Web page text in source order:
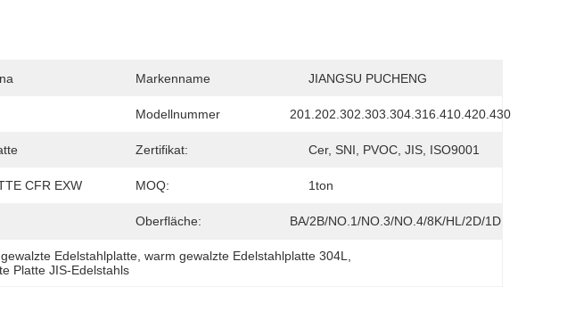
Markenname JIANGSU PUCHENG
Modellnummer 201.202.302.303.304.316.410.420.430
Zertifikat: Cer, SNI, PVOC, JIS, ISO9001
CFR EXW MOQ: 1ton
Oberfläche: BA/2B/NO.1/NO.3/NO.4/8K/HL/2D/1D
Edelstahlplatte , warm gewalzte Edelstahlplatte 304L
Platte JIS-Edelstahls